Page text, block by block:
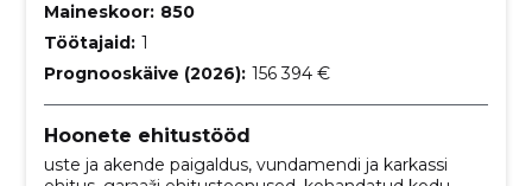
Maineskoor: 850
Töötajaid: 1
Prognooskäive (2026): 156 394 €
Hoonete ehitustööd
uste ja akende paigaldus, vundamendi ja karkassi